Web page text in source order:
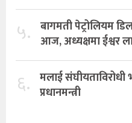
५. बागमती पेट्रोलियम
आज, अध्यक्षमा ईश्वर
६. मलाई संघीयताविरोधी
प्रधानमन्त्री